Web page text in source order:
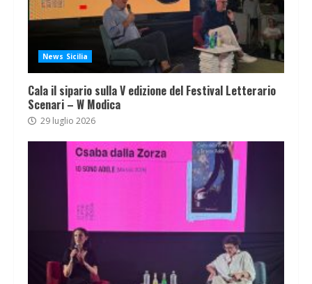
News Sicilia
Cala il sipario sulla V edizione del Festival Letterario
Scenari – W Modica
29 luglio 2026